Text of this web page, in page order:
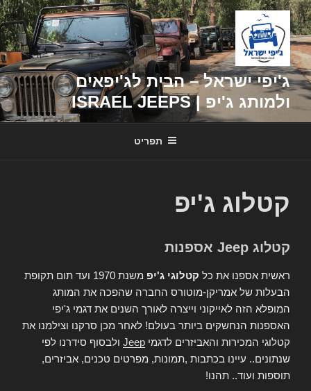
דילוג
לתוכן
ג'יפי ישראל – הבית לג'יפאים
ולמותג ג'יפ | ISRAEL JEEPS
תפריט
קטלוג ג'יפ
קטלוג Jeep אספנות
ראשית אספנו את כל קטלוגי ג'יפ
משנת 1970 ועד תום תקופת
הבעלות של אמריקן-מוטורס החברה שהפכה את המותג
המופלא הזה לאייקוני וייצרה לאורך השנים את דגמי ג'יפי
האספנות הנחשקים ביותר בעולם! לאחר מכן סרקנו וצילמנו את
קטלוגי המכירות והאביזרים לדגמי Jeep ולבסוף סידרנו לפי
שנתונים.. עיינו בכתבות ,תמונות, מפרטים טכנים, אביזרים,
תוספות ועוד.. תהנו!